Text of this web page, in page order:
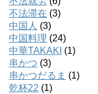
不法滞在 (3)
中国人 (3)
中国料理 (24)
中華TAKAKI (1)
串かつ (3)
串かつだるま (1)
乾杯22 (1)